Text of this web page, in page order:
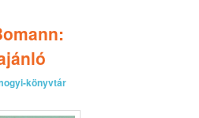
könyvtár